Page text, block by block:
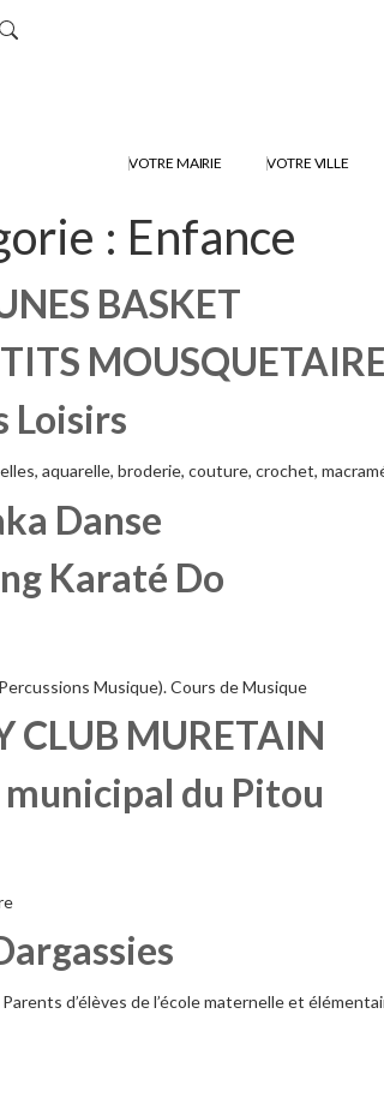
VOTRE MAIRIE VOTRE VILLE
: Enfance
BASKET
Loisirs
aquarelle, broderie, couture, crochet,
Danse
Karaté Do
Musique). Cours de Musique
CLUB MURETAIN
municipal du Pitou
d’élèves de l’école maternelle et